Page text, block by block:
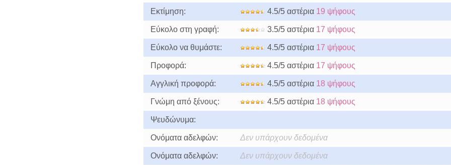
Εκτίμηση: 4.5/5 αστέρια 19 ψήφους
Εύκολο στη γραφή: 3.5/5 αστέρια 17 ψήφους
Εύκολο να θυμάστε: 4.5/5 αστέρια 17 ψήφους
Προφορά: 4.5/5 αστέρια 17 ψήφους
Αγγλική προφορά: 4.5/5 αστέρια 18 ψήφους
Γνώμη από ξένους: 4.5/5 αστέρια 18 ψήφους
Ψευδώνυμα:
Ονόματα αδελφών: Δεν υπάρχουν δεδομένα
Ονόματα αδελφών: Δεν υπάρχουν δεδομένα